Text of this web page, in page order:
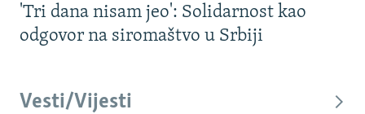
'Tri dana nisam jeo': Solidarnost kao
odgovor na siromaštvo u Srbiji
Vesti/Vijesti